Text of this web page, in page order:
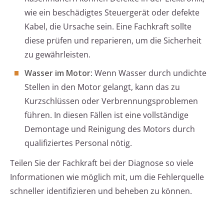
wie ein beschädigtes Steuergerät oder defekte
Kabel, die Ursache sein. Eine Fachkraft sollte
diese prüfen und reparieren, um die Sicherheit
zu gewährleisten.
Wasser im Motor: Wenn Wasser durch undichte
Stellen in den Motor gelangt, kann das zu
Kurzschlüssen oder Verbrennungsproblemen
führen. In diesen Fällen ist eine vollständige
Demontage und Reinigung des Motors durch
qualifiziertes Personal nötig.
Teilen Sie der Fachkraft bei der Diagnose so viele
Informationen wie möglich mit, um die Fehlerquelle
schneller identifizieren und beheben zu können.